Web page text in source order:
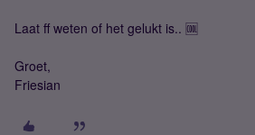
Laat ff weten of het gelukt is.. 🆒
Groet,
Friesian